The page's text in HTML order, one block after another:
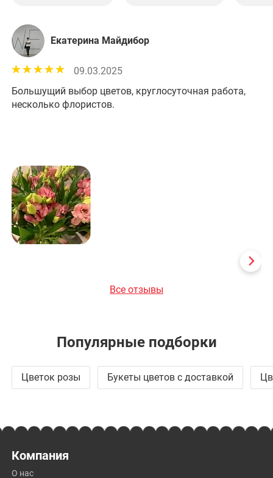
Все отзывы
Екатерина Майдибор
09.03.2025
Большущий выбор цветов, круглосуточная работа,
несколько флористов.
Популярные подборки
Цветок розы Букеты цветов с доставкой
Компания
О нас